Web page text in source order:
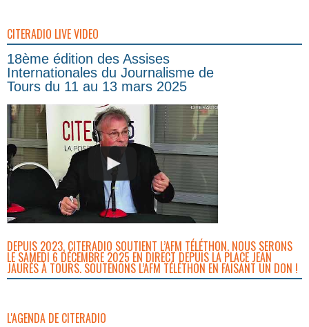
CITERADIO LIVE VIDEO
18ème édition des Assises
Internationales du Journalisme de
Tours du 11 au 13 mars 2025
DEPUIS 2023, CITERADIO SOUTIENT L’AFM TÉLÉTHON. NOUS SERONS
LE SAMEDI 6 DÉCEMBRE 2025 EN DIRECT DEPUIS LA PLACE JEAN
JAURÈS À TOURS. SOUTENONS L’AFM TÉLÉTHON EN FAISANT UN DON !
L'AGENDA DE CITERADIO